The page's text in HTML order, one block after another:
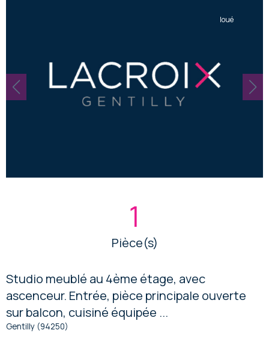
loué
1
Pièce(s)
Studio meublé au 4ème étage, avec
ascenceur. Entrée, pièce principale ouverte
sur balcon, cuisiné équipée ...
Gentilly (94250)